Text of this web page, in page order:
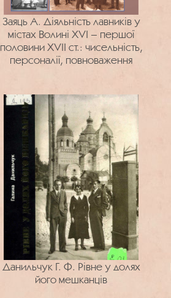
Заяць А. Діяльність лавників у
містах Волині XVI – першої
половини XVII ст.: чисельність,
персоналії, повноваження
Данильчук Г. Ф. Рівне у долях
його мешканців